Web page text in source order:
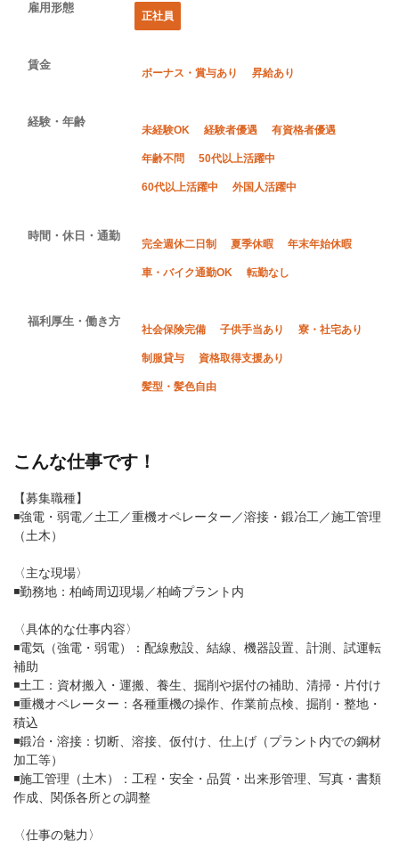
雇用形態
正社員
賃金
ボーナス・賞与あり 昇給あり
経験・年齢
未経験OK 経験者優遇 有資格者優遇
年齢不問 50代以上活躍中
60代以上活躍中 外国人活躍中
時間・休日・通勤
完全週休二日制 夏季休暇 年末年始休暇
車・バイク通勤OK 転勤なし
福利厚生・働き方
社会保険完備 子供手当あり 寮・社宅あり
制服貸与 資格取得支援あり
髪型・髪色自由
こんな仕事です！
【募集職種】
◾️強電・弱電／土工／重機オペレーター／溶接・鍛冶工／施工管理
（土木）
〈主な現場〉
◾️勤務地：柏崎周辺現場／柏崎プラント内
〈具体的な仕事内容〉
◾️電気（強電・弱電）：配線敷設、結線、機器設置、計測、試運転
補助
◾️土工：資材搬入・運搬、養生、掘削や据付の補助、清掃・片付け
◾️重機オペレーター：各種重機の操作、作業前点検、掘削・整地・
積込
◾️鍛冶・溶接：切断、溶接、仮付け、仕上げ（プラント内での鋼材
加工等）
◾️施工管理（土木）：工程・安全・品質・出来形管理、写真・書類
作成、関係各所との調整
〈仕事の魅力〉